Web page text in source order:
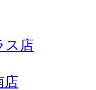
ス店
店